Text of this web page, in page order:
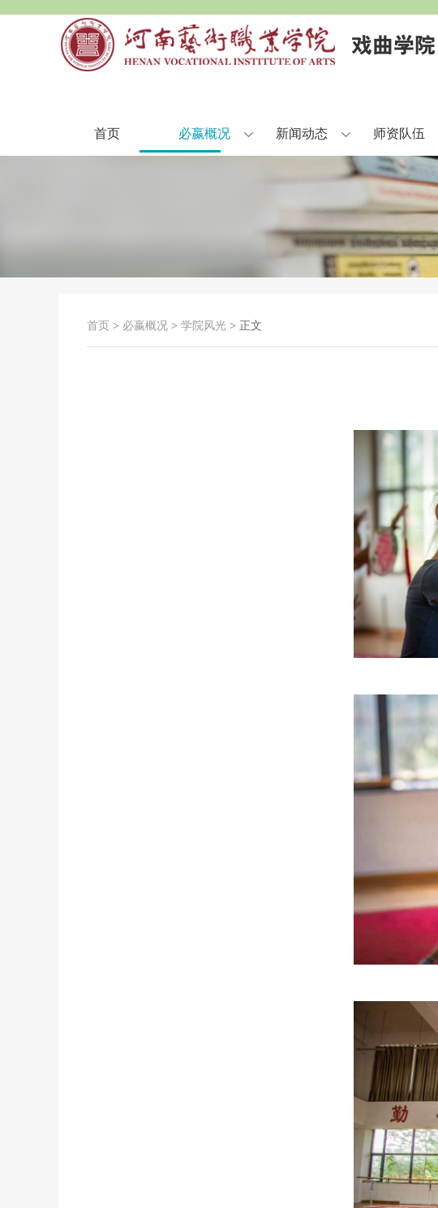
首页 必嬴概况 新闻动态 师资队伍
首页 > 必嬴概况 > 学院风光 > 正文